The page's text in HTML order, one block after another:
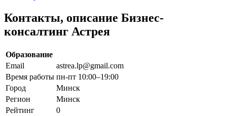
Контакты, описание Бизнес-
консалтинг Астрея
Образование
Email
astrea.lp@gmail.com
Время работы пн-пт 10:00–19:00
Город
Минск
Регион
Минск
Рейтинг
0